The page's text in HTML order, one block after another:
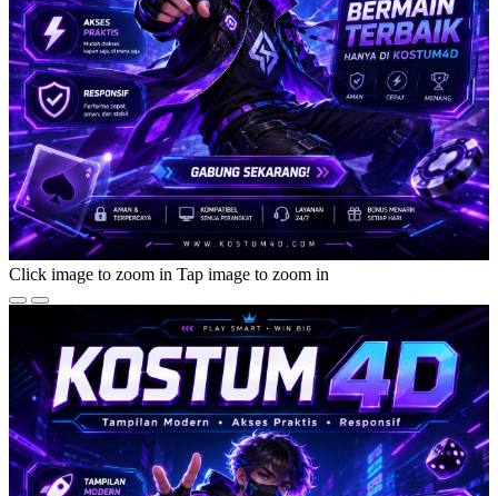
Click image to zoom in Tap image to zoom in